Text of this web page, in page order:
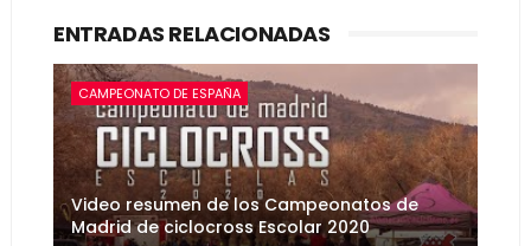
ENTRADAS RELACIONADAS
CAMPEONATO DE ESPAÑA
Video resumen de los Campeonatos de
Madrid de ciclocross Escolar 2020